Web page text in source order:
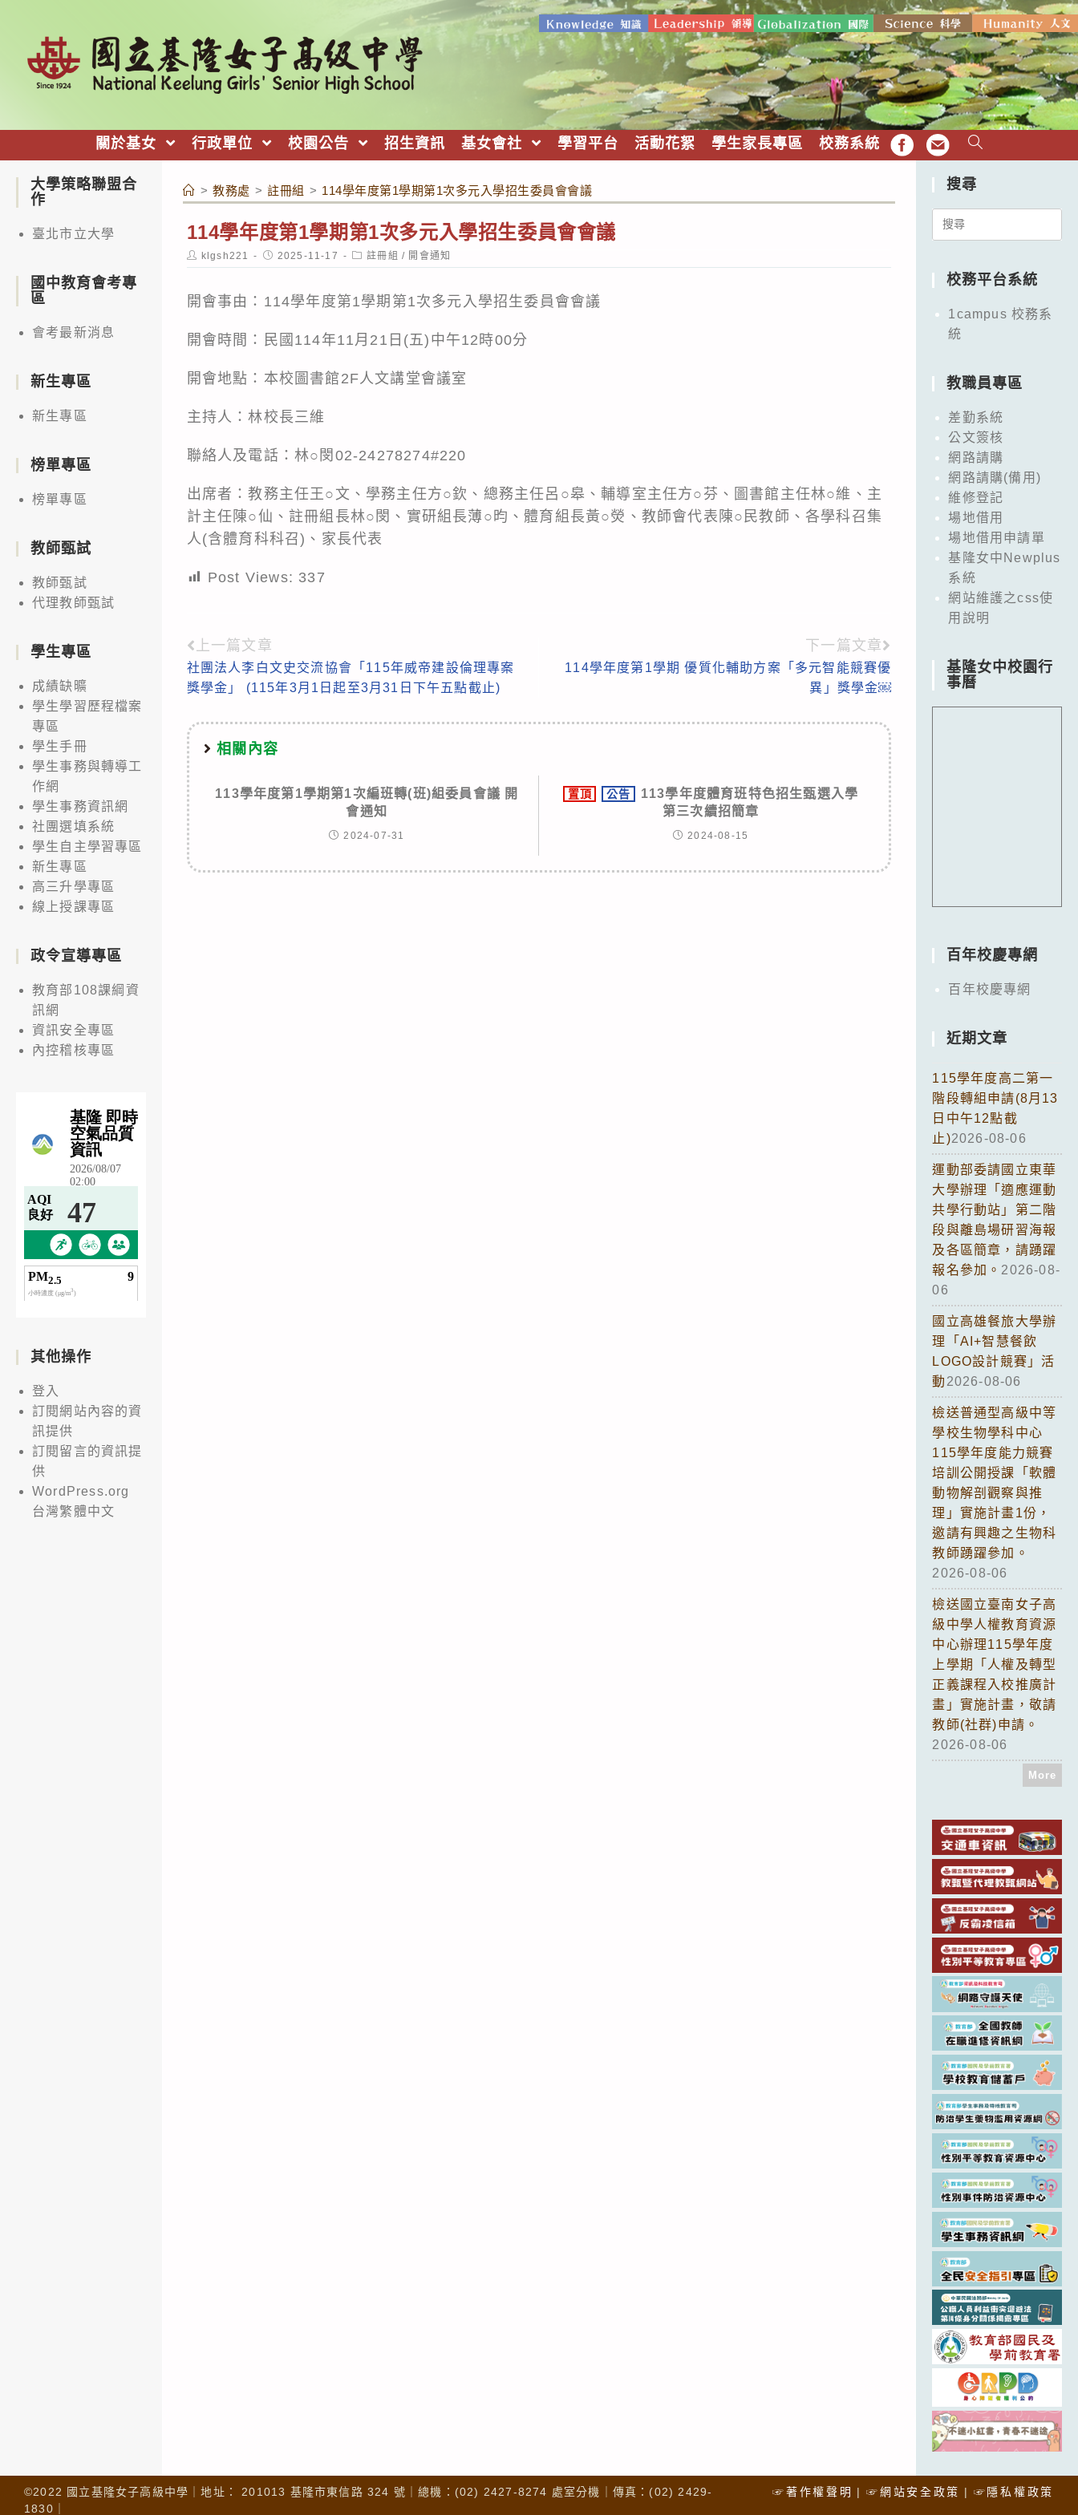
關於基女 行政單位 校園公告 招生資訊 基女會社 學習平台 活動花絮 學生家長專區 校務系統 FB EMAIL
> 教務處 > 註冊組 > 114學年度第1學期第1次多元入學招生委員會會議
114學年度第1學期第1次多元入學招生委員會會議
Post
author:
klgsh221
Post
published:
2025-11-17
Post
category:
註冊組 / 開會通知
開會事由：114學年度第1學期第1次多元入學招生委員會會議
開會時間：民國114年11月21日(五)中午12時00分
開會地點：本校圖書館2F人文講堂會議室
主持人：林校長三維
聯絡人及電話：林○閔02-24278274#220
出席者：教務主任王○文、學務主任方○欽、總務主任呂○皋、輔導室主任方○芬、圖書館主任林○維、主
計主任陳○仙、註冊組長林○閔、實研組長薄○昀、體育組長黃○熒、教師會代表陳○民教師、各學科召集
人(含體育科科召)、家長代表
Post Views: 337
Read
more
上一篇文章
社團法人李白文史交流協會「115年威帝建設倫理專案
獎學金」 (115年3月1日起至3月31日下午五點截止)
下一篇文章
114學年度第1學期 優質化輔助方案「多元智能競賽優
異」獎學金￼
相關內容
113學年度第1學期第1次編班轉(班)組委員會議 開
會通知
2024-07-31
置頂 公告
113學年度體育班特色招生甄選入學
第三次續招簡章
2024-08-15
大學策略聯盟合
作
臺北市立大學
國中教育會考專
區
會考最新消息
新生專區
新生專區
榜單專區
榜單專區
教師甄試
教師甄試
代理教師甄試
學生專區
成績缺曠
學生學習歷程檔案
專區
學生手冊
學生事務與轉導工
作網
學生事務資訊網
社團選填系統
學生自主學習專區
新生專區
高三升學專區
線上授課專區
政令宣導專區
教育部108課綱資
訊網
資訊安全專區
內控稽核專區
其他操作
登入
訂閱網站內容的資
訊提供
訂閱留言的資訊提
供
WordPress.org
台灣繁體中文
搜尋
Search
校務平台系統
1campus 校務系
統
教職員專區
差勤系統
公文簽核
網路請購
網路請購(備用)
維修登記
場地借用
場地借用申請單
基隆女中Newplus
系統
網站維護之css使
用說明
基隆女中校園行
事曆
百年校慶專網
百年校慶專網
近期文章
115學年度高二第一
階段轉組申請(8月13
日中午12點截
止)2026-08-06
運動部委請國立東華
大學辦理「適應運動
共學行動站」第二階
段與離島場研習海報
及各區簡章，請踴躍
報名參加。 2026-08-
06
國立高雄餐旅大學辦
理「AI+智慧餐飲
LOGO設計競賽」活
動 2026-08-06
檢送普通型高級中等
學校生物學科中心
115學年度能力競賽
培訓公開授課「軟體
動物解剖觀察與推
理」實施計畫1份，
邀請有興趣之生物科
教師踴躍參加。
2026-08-06
檢送國立臺南女子高
級中學人權教育資源
中心辦理115學年度
上學期「人權及轉型
正義課程入校推廣計
畫」實施計畫，敬請
教師(社群)申請。
2026-08-06
More
☞著作權聲明 ☞網站安全政策 ☞隱私權政策
©2022 國立基隆女子高級中學｜地址： 201013 基隆市東信路 324 號｜總機：(02) 2427-8274 處室分機｜傳真：(02) 2429-
1830｜